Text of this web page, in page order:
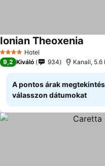
4 KategóriaHotel
Ionian Theoxenia
9,2 Kiváló 934 Kanali,
A pontos árak
válasszon dátumokat